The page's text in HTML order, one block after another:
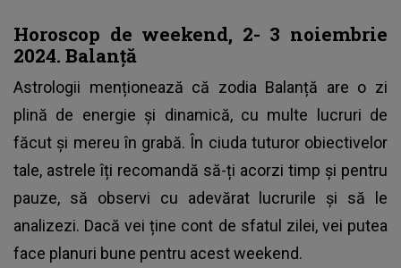
Horoscop de weekend, 2- 3 noiembrie
2024. Balanță
Astrologii menționează că zodia Balanță are o zi
plină de energie și dinamică, cu multe lucruri de
făcut și mereu în grabă. În ciuda tuturor obiectivelor
tale, astrele îți recomandă să-ți acorzi timp și pentru
pauze, să observi cu adevărat lucrurile și să le
analizezi. Dacă vei ține cont de sfatul zilei, vei putea
face planuri bune pentru acest weekend.